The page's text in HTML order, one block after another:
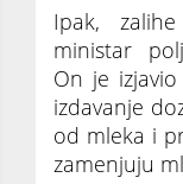
Ipak,
ministar
On je
izdavanje
od mleka i
zamenjuju